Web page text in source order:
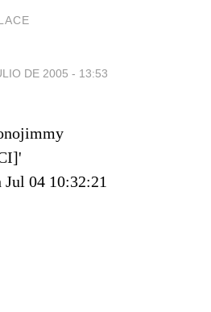
DE 2005 - 13:53
04 10:32:21